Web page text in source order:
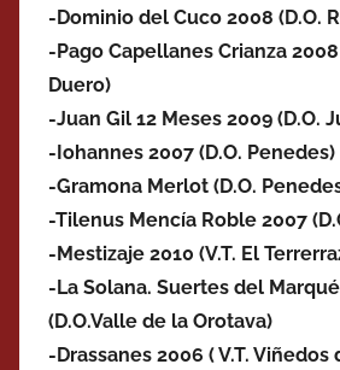
-Dominio del Cuco 2008 (D.O.
-Pago Capellanes Crianza
Duero)
-Juan Gil 12 Meses 2009 (D.O.
-Iohannes 2007 (D.O. Penedes)
-Gramona Merlot (D.O.
-Tilenus Mencía Roble 2007
-Mestizaje 2010 (V.T. El
-La Solana. Suertes del
(D.O.Valle de la Orotava)
-Drassanes 2006 ( V.T. Viñedos